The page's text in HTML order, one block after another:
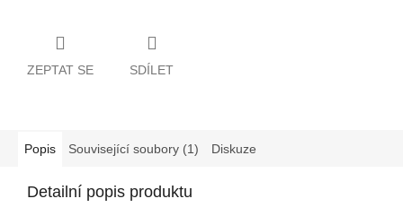
ZEPTAT SE SDÍLET
Popis Související soubory (1) Diskuze
Detailní popis produktu